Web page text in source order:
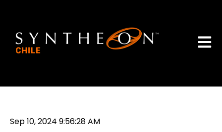
Abrir
Sep 10, 2024 9:56:28 AM